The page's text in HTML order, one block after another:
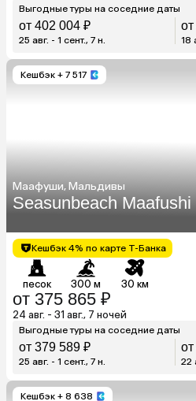
Выгодные туры на соседние даты
от 402 004 ₽
25 авг. - 1 сент., 7 н. 18
Кешбэк + 7 517
Маафуши, Мальдивы
Seasunbeach Maafushi
Кешбэк 4% по карте Т-Банка
песок 300 м 30 км
от 375 865 ₽
24 авг. - 31 авг., 7 ночей
Выгодные туры на соседние даты
от 379 589 ₽
25 авг. - 1 сент., 7 н. 22
Кешбэк + 8 638